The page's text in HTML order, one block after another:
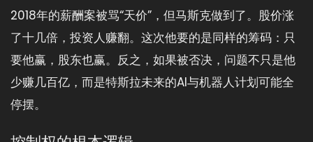
2018年的薪酬案被骂“天价”，但马斯克做到了。股价涨
了十几倍，投资人赚翻。这次他要的是同样的筹码：只
要他赢，股东也赢。反之，如果被否决，问题不只是他
少赚几百亿，而是特斯拉未来的AI与机器人计划可能全
停摆。